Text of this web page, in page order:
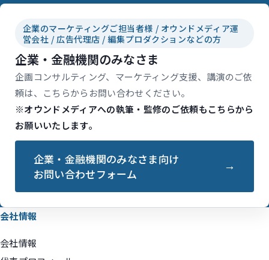
企業のマーケティングご担当者様 / オウンドメディア運
営会社 / 広告代理店 / 編集プロダクションなどの方
企業・金融機関のみなさま
企画コンサルティング、マーケティング支援、講演のご依
頼は、こちらからお問い合わせください。
※オウンドメディアへの執筆・監修のご依頼もこちらから
お願いいたします。
企業・金融機関のみなさま向け
お問い合わせフォーム
会社情報
会社情報